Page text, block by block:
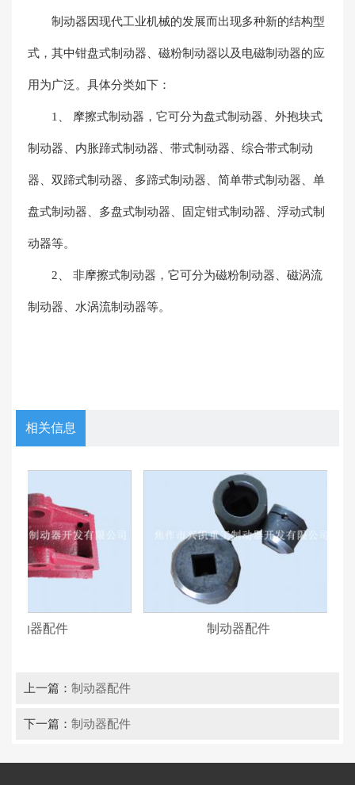
制动器因现代工业机械的发展而出现多种新的结构型
式，其中钳盘式制动器、磁粉制动器以及电磁制动器的应
用为广泛。具体分类如下：
1、 摩擦式制动器，它可分为盘式制动器、外抱块式
制动器、内胀蹄式制动器、带式制动器、综合带式制动
器、双蹄式制动器、多蹄式制动器、简单带式制动器、单
盘式制动器、多盘式制动器、固定钳式制动器、浮动式制
动器等。
2、 非摩擦式制动器，它可分为磁粉制动器、磁涡流
制动器、水涡流制动器等。
相关信息
制动器配件 制动器配件
上一篇： 制动器配件
下一篇： 制动器配件